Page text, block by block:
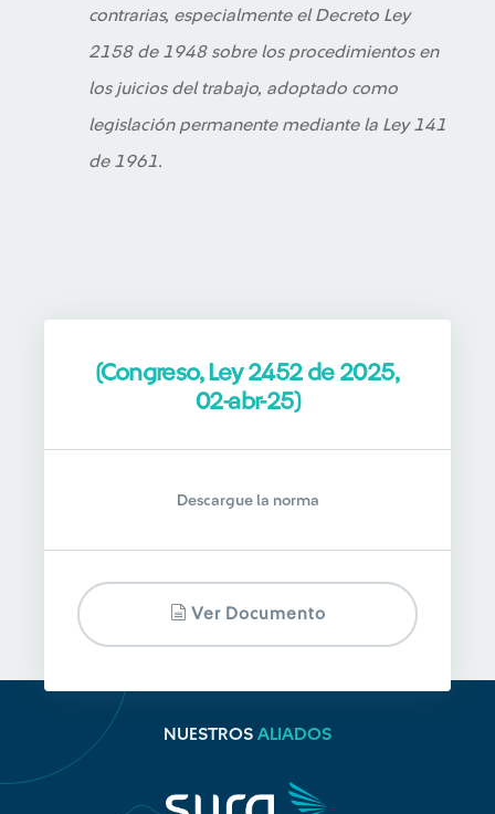
contrarias, especialmente el Decreto Ley
2158 de 1948 sobre los procedimientos en
los juicios del trabajo, adoptado como
legislación permanente mediante la Ley 141
de 1961.
(Congreso, Ley 2452 de 2025,
02-abr-25)
Descargue la norma
Ver Documento
NUESTROS ALIADOS